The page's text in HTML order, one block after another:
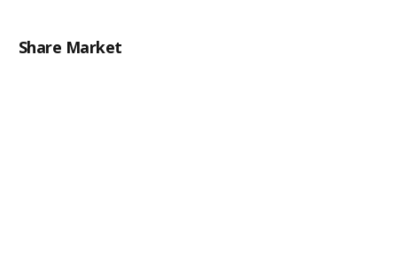
Share Market